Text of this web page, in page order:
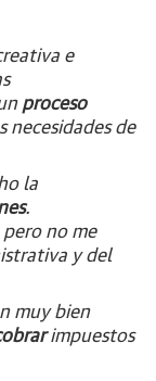
e
proceso
necesidades de
la
.
pero no me
y del
muy bien
impuestos